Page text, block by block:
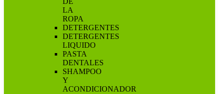
LA
ROPA
DETERGENTES
DETERGENTES
LIQUIDO
PASTA
DENTALES
SHAMPOO
Y
ACONDICIONADOR